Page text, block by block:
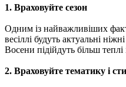
1. Враховуйте сезон
Одним із найважливіших
весіллі будуть актуальні
Восени підійдуть більш
2. Враховуйте тематику і